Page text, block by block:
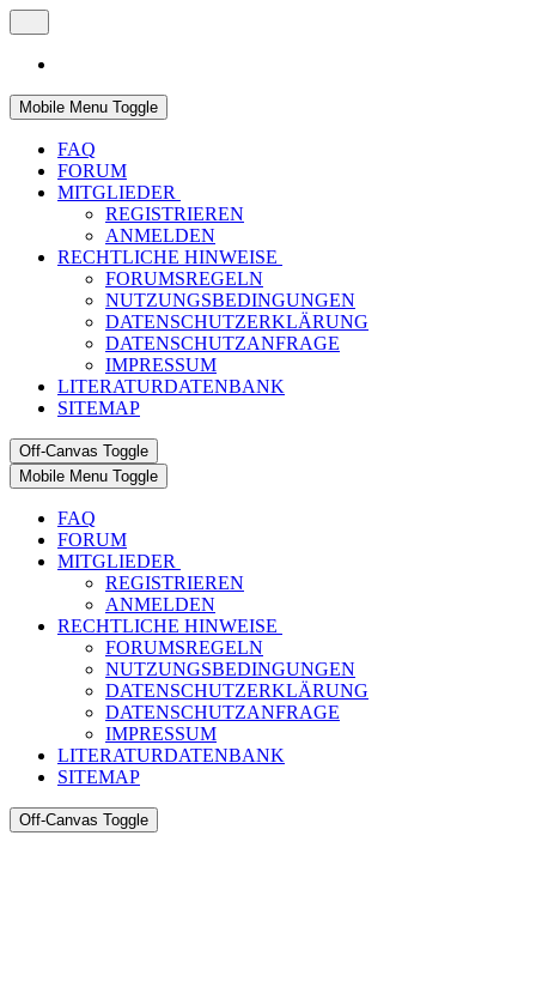
Mobile Menu Toggle
FAQ
FORUM
MITGLIEDER
REGISTRIEREN
ANMELDEN
RECHTLICHE HINWEISE
FORUMSREGELN
NUTZUNGSBEDINGUNGEN
DATENSCHUTZERKLÄRUNG
DATENSCHUTZANFRAGE
IMPRESSUM
LITERATURDATENBANK
SITEMAP
Off-Canvas Toggle
Mobile Menu Toggle
FAQ
FORUM
MITGLIEDER
REGISTRIEREN
ANMELDEN
RECHTLICHE HINWEISE
FORUMSREGELN
NUTZUNGSBEDINGUNGEN
DATENSCHUTZERKLÄRUNG
DATENSCHUTZANFRAGE
IMPRESSUM
LITERATURDATENBANK
SITEMAP
Off-Canvas Toggle